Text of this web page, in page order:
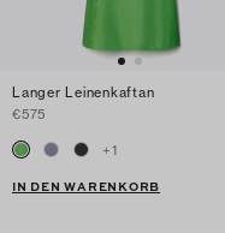
Langer Leinenkaftan
€575
+1
IN DEN WARENKORB